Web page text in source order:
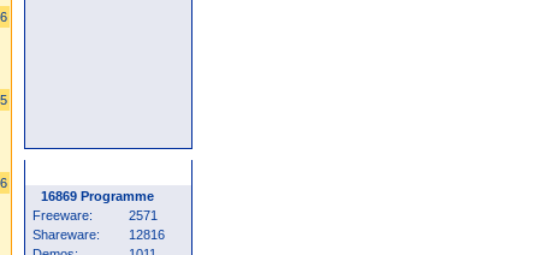
16869 Programme
Freeware:
2571
Shareware:
12816